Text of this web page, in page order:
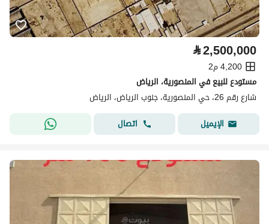
⃁2,500,000
4,200 م2
مستودع للبيع في المنصورية، الرياض
شارع رقم 26، حي المنصورية، جنوب الرياض، الرياض
الإيميل
اتصال